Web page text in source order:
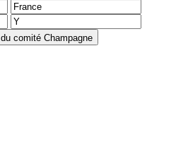
comité Champagne